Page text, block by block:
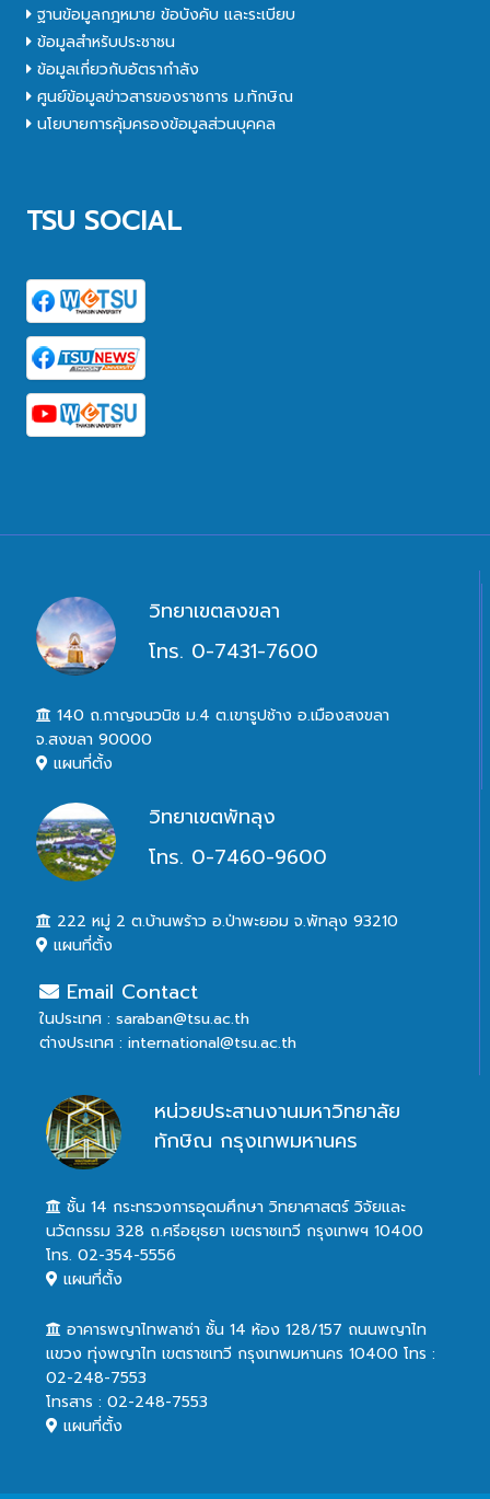
ฐานข้อมูลกฎหมาย ข้อบังคับ และระเบียบ
ข้อมูลสำหรับประชาชน
ข้อมูลเกี่ยวกับอัตรากำลัง
ศูนย์ข้อมูลข่าวสารของราชการ ม.ทักษิณ
นโยบายการคุ้มครองข้อมูลส่วนบุคคล
TSU SOCIAL
วิทยาเขตสงขลา
โทร. 0-7431-7600
140 ถ.กาญจนวนิช ม.4 ต.เขารูปช้าง อ.เมืองสงขลา
จ.สงขลา 90000
แผนที่ตั้ง
วิทยาเขตพัทลุง
โทร. 0-7460-9600
222 หมู่ 2 ต.บ้านพร้าว อ.ป่าพะยอม จ.พัทลุง 93210
แผนที่ตั้ง
Email Contact
ในประเทศ : saraban@tsu.ac.th
ต่างประเทศ : international@tsu.ac.th
หน่วยประสานงานมหาวิทยาลัย
ทักษิณ กรุงเทพมหานคร
ชั้น 14 กระทรวงการอุดมศึกษา วิทยาศาสตร์ วิจัยและ
นวัตกรรม 328 ถ.ศรีอยุธยา เขตราชเทวี กรุงเทพฯ 10400
โทร. 02-354-5556
แผนที่ตั้ง
อาคารพญาไทพลาซ่า ชั้น 14 ห้อง 128/157 ถนนพญาไท
แขวง ทุ่งพญาไท เขตราชเทวี กรุงเทพมหานคร 10400 โทร :
02-248-7553
โทรสาร : 02-248-7553
แผนที่ตั้ง